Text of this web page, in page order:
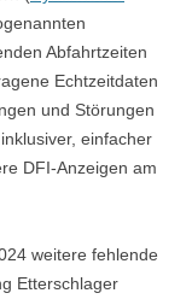
Abfahrtzeiten
Echtzeitdaten
und Störungen
einfacher
DFI-Anzeigen am
weitere fehlende
Etterschlager